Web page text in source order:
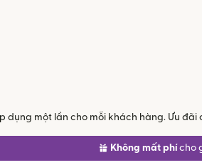
dụng một lần cho mỗi khách hàng. Ưu
Không mất phícho